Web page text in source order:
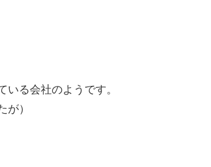
る会社のようです。
が）